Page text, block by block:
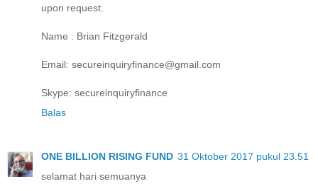
upon request.
Name : Brian Fitzgerald
Email: secureinquiryfinance@gmail.com
Skype: secureinquiryfinance
Balas
ONE BILLION RISING FUND 31 Oktober 2017 pukul 23.51
selamat hari semuanya